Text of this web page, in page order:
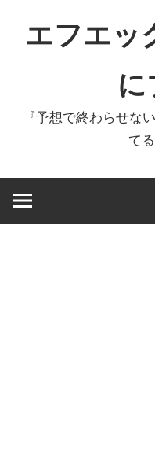
エフエッ
に
『予想で終わらせな
て